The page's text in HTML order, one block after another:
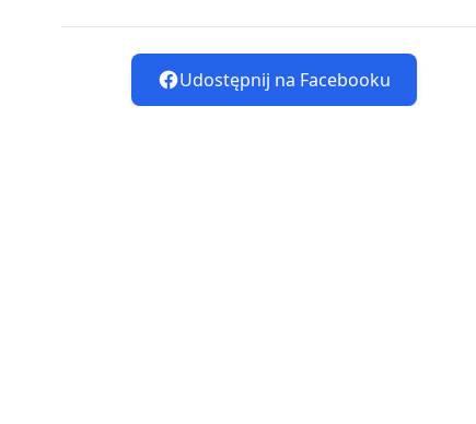
Udostępnij na Facebooku